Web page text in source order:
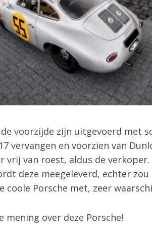
de voorzijde zijn uitgevoerd met
vervangen en voorzien van
vrij van roest, aldus de
deze meegeleverd, echter
coole Porsche met, zeer
mening over deze Porsche!